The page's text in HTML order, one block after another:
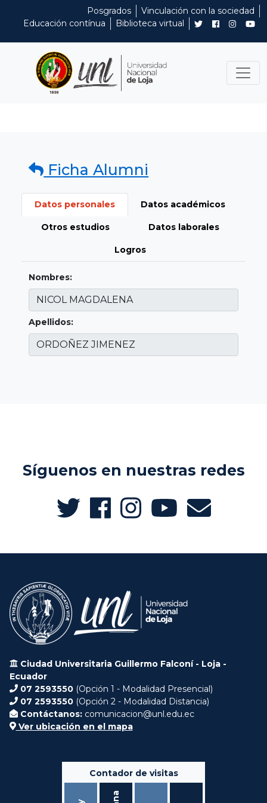
Posgrados
Vinculación con la sociedad
Educación contínua
Biblioteca virtual
Ficha Alumni
Datos personales Datos académicos
Otros estudios Datos laborales
Logros
Nombres:
Apellidos:
Síguenos en nuestras redes
Ciudad Universitaria Guillermo Falconí - Loja -
Ecuador
07 2593550 (Opción 1 - Modalidad Presencial)
07 2593550 (Opción 2 - Modalidad Distancia)
Contáctanos: comunicacion@unl.edu.ec
Ver ubicación en el mapa
Contador de visitas